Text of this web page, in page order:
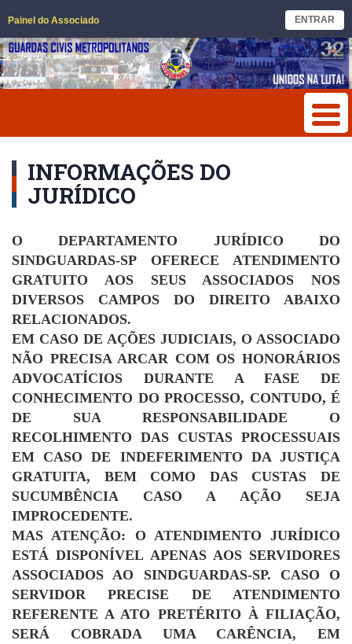
Painel do Associado ENTRAR
INFORMAÇÕES DO
JURÍDICO
O DEPARTAMENTO JURÍDICO DO
SINDGUARDAS-SP OFERECE ATENDIMENTO
GRATUITO AOS SEUS ASSOCIADOS NOS
DIVERSOS CAMPOS DO DIREITO ABAIXO
RELACIONADOS.
EM CASO DE AÇÕES JUDICIAIS, O ASSOCIADO
NÃO PRECISA ARCAR COM OS HONORÁRIOS
ADVOCATÍCIOS DURANTE A FASE DE
CONHECIMENTO DO PROCESSO, CONTUDO, É
DE SUA RESPONSABILIDADE O
RECOLHIMENTO DAS CUSTAS PROCESSUAIS
EM CASO DE INDEFERIMENTO DA JUSTIÇA
GRATUITA, BEM COMO DAS CUSTAS DE
SUCUMBÊNCIA CASO A AÇÃO SEJA
IMPROCEDENTE.
MAS ATENÇÃO: O ATENDIMENTO JURÍDICO
ESTÁ DISPONÍVEL APENAS AOS SERVIDORES
ASSOCIADOS AO SINDGUARDAS-SP. CASO O
SERVIDOR PRECISE DE ATENDIMENTO
REFERENTE A ATO PRETÉRITO À FILIAÇÃO,
SERÁ COBRADA UMA CARÊNCIA, EM